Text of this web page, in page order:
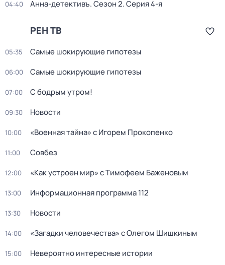
04:40 Анна-детективъ. Сезон 2. Серия 4-я
РЕН ТВ
05:35 Самые шoкиpующие гипотезы
06:00 Самые шoкиpующие гипотезы
07:00 С бодрым утром!
09:30 Новости
10:00 «Военная тайна» с Игорем Прокопенко
11:00 Совбез
12:00 «Как устроен мир» с Тимофеем Баженовым
13:00 Информационная программа 112
13:30 Новости
14:00 «Загадки человечества» с Олегом Шишкиным
15:00 Невероятно интересные истории